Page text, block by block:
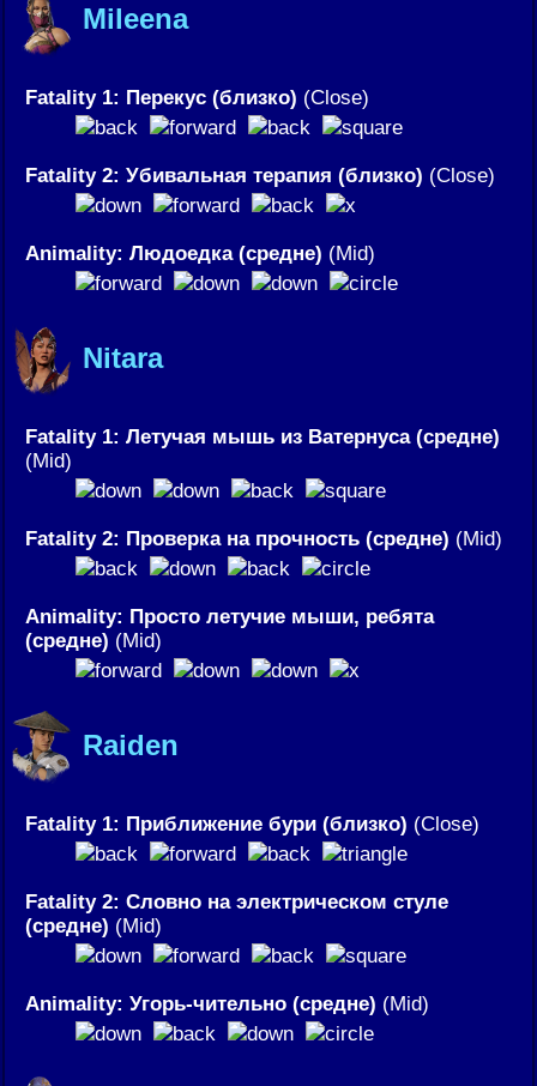
Mileena
Fatality 1: Перекус (близко) (Close)
Fatality 2: Убивальная терапия (близко) (Close)
Animality: Людоедка (средне) (Mid)
Nitara
Fatality 1: Летучая мышь из Ватернуса (средне)
(Mid)
Fatality 2: Проверка на прочность (средне) (Mid)
Animality: Просто летучие мыши, ребята
(средне) (Mid)
Raiden
Fatality 1: Приближение бури (близко) (Close)
Fatality 2: Словно на электрическом стуле
(средне) (Mid)
Animality: Угорь-чительно (средне) (Mid)